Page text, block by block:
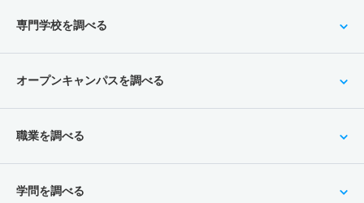
専門学校を調べる
オープンキャンパスを調べる
職業を調べる
学問を調べる